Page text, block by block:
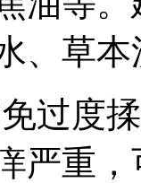
、草
过度
严重